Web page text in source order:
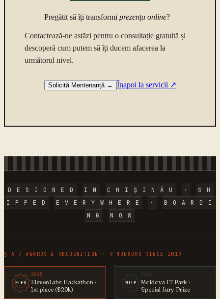
Pregătit să îți transformi prezența online?
Contactează-ne astăzi pentru o consultație gratuită și
descoperă cum putem să îți ducem afacerea la
următorul nivel.
Solicită Mentenanță→ Înapoi la servicii ↗
D E S I G N E D I N C H I Ș I N Ă U · S
H
I
P P E D E V E R Y W H E R E · B O A R D
I
N
G N O W
§ A / AWARDS & RECOGNITION · 9 HONOURS SINCE 2019
ELEV
2025
ElevenLabs Hackathon ·
1st place ($20k)
MITP
2024
Moldova IT Park ·
Special Jury Prize